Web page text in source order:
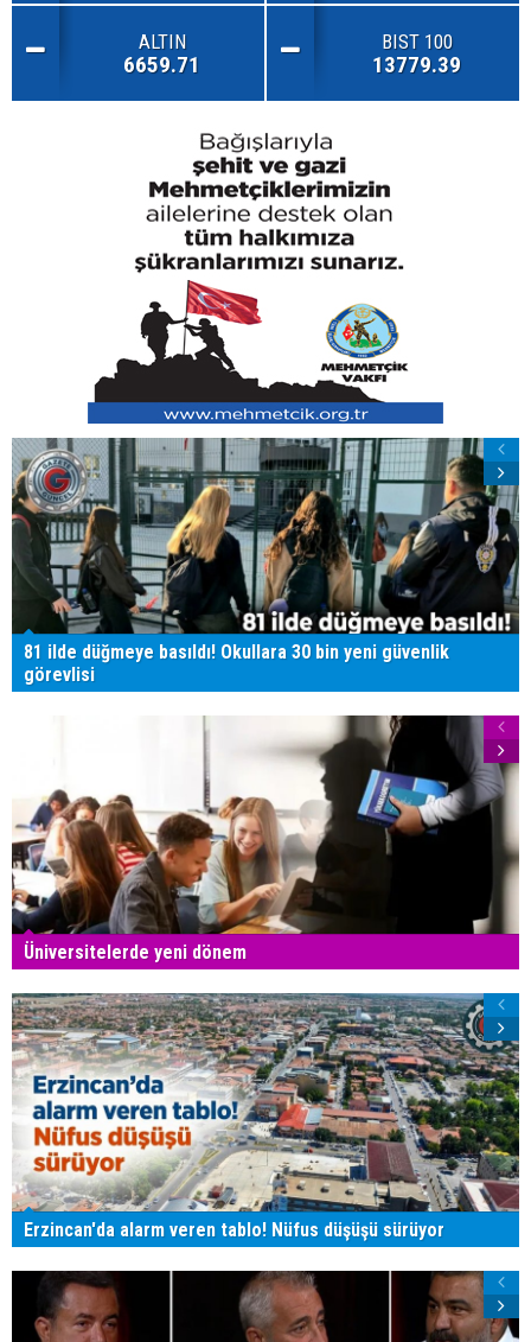
ALTIN
6659.71
BIST 100
13779.39
81 ilde düğmeye basıldı! Okullara 30 bin yeni güvenlik
görevlisi
Üniversitelerde yeni dönem
Erzincan'da alarm veren tablo! Nüfus düşüşü sürüyor